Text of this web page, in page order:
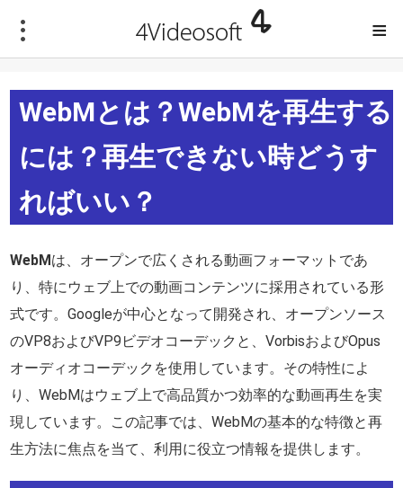
≡
WebMとは？WebMを再生する
には？再生できない時どうす
ればいい？
WebMは、オープンで広くされる動画フォーマットであ
り、特にウェブ上での動画コンテンツに採用されている形
式です。Googleが中心となって開発され、オープンソース
のVP8およびVP9ビデオコーデックと、VorbisおよびOpus
オーディオコーデックを使用しています。その特性によ
り、WebMはウェブ上で高品質かつ効率的な動画再生を実
現しています。この記事では、WebMの基本的な特徴と再
生方法に焦点を当て、利用に役立つ情報を提供します。